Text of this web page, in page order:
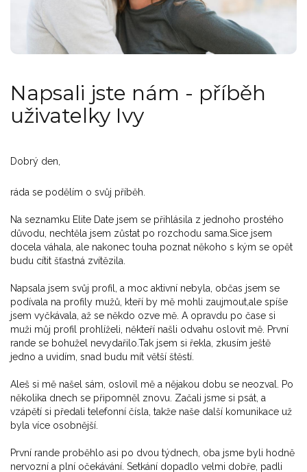
Napsali jste nám - příběh
uživatelky Ivy
Dobrý den,
ráda se podělím o svůj příběh.
Na seznamku Elite Date jsem se přihlásila z jednoho prostého
důvodu, nechtěla jsem zůstat po rozchodu sama.Sice jsem
docela váhala, ale nakonec touha poznat někoho s kým se opět
budu cítit šťastná zvítězila.
Napsala jsem svůj profil, a moc aktivní nebyla, občas jsem se
podívala na profily mužů, kteří by mě mohli zaujmout,ale spíše
jsem vyčkávala, až se někdo ozve mě. A opravdu po čase si
muži můj profil prohlíželi, někteří našli odvahu oslovit mě. První
rande se bohužel nevydařilo.Tak jsem si řekla, zkusím ještě
jedno a uvidím, snad budu mít větší štěstí.
Aleš si mě našel sám, oslovil mě a nějakou dobu se neozval. Po
několika dnech se připomněl znovu. Začali jsme si psát, a
vzápětí si předali telefonní čísla, takže naše další komunikace už
byla více osobnější.
První rande proběhlo asi po dvou týdnech, oba jsme byli hodně
nervozní a plní očekávání. Setkání dopadlo velmi dobře, padli